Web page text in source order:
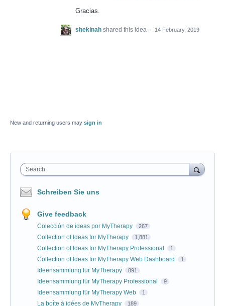
Gracias.
shekinah shared this idea · 14 February, 2019
New and returning users may sign in
Search
Schreiben Sie uns
Give feedback
Colección de ideas por MyTherapy 267
Collection of Ideas for MyTherapy 1,881
Collection of Ideas for MyTherapy Professional 1
Collection of Ideas for MyTherapy Web Dashboard 1
Ideensammlung für MyTherapy 891
Ideensammlung für MyTherapy Professional 9
Ideensammlung für MyTherapy Web 1
La boîte à idées de MyTherapy 189